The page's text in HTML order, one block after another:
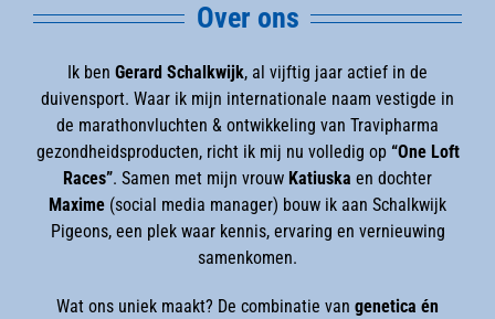
Over ons
Ik ben Gerard Schalkwijk, al vijftig jaar actief in de
duivensport. Waar ik mijn internationale naam vestigde in
de marathonvluchten & ontwikkeling van Travipharma
gezondheidsproducten, richt ik mij nu volledig op “One Loft
Races”. Samen met mijn vrouw Katiuska en dochter
Maxime (social media manager) bouw ik aan Schalkwijk
Pigeons, een plek waar kennis, ervaring en vernieuwing
samenkomen.
Wat ons uniek maakt? De combinatie van genetica én